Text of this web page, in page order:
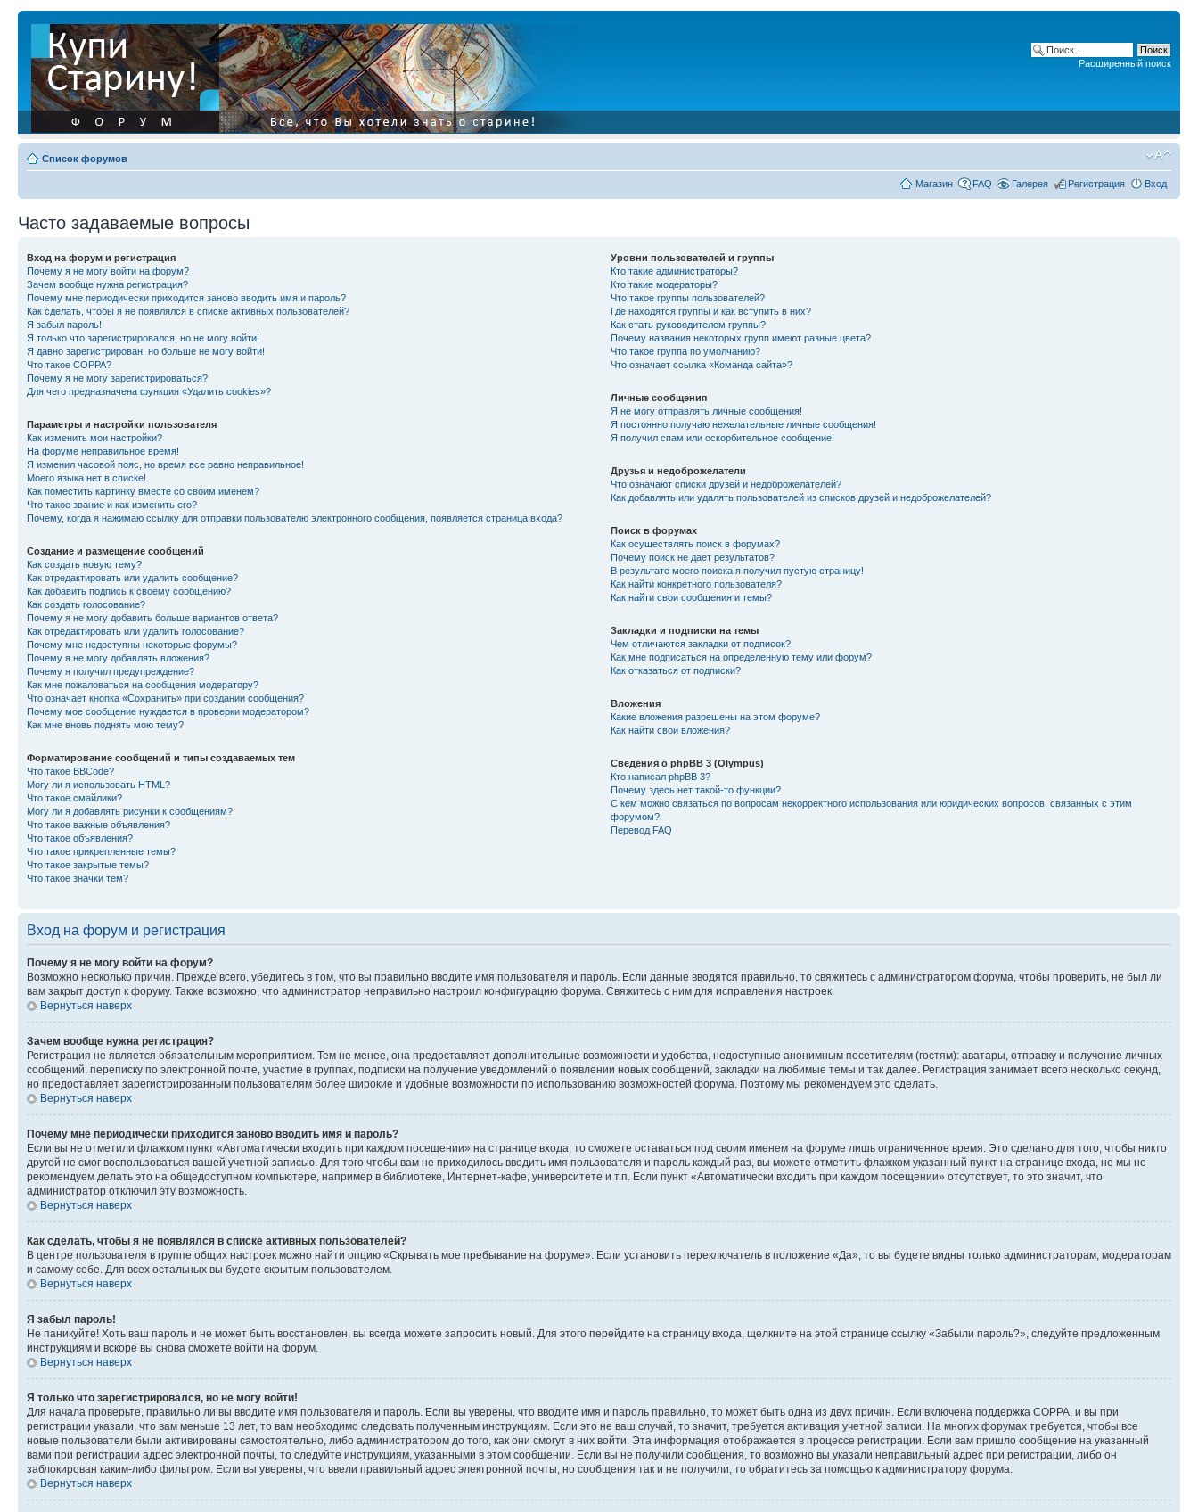
Расширенный поиск
Список форумов
Магазин FAQ Галерея Регистрация Вход
Часто задаваемые вопросы
Вход на форум и регистрация
Почему я не могу войти на форум?
Зачем вообще нужна регистрация?
Почему мне периодически приходится заново вводить имя и пароль?
Как сделать, чтобы я не появлялся в списке активных пользователей?
Я забыл пароль!
Я только что зарегистрировался, но не могу войти!
Я давно зарегистрирован, но больше не могу войти!
Что такое COPPA?
Почему я не могу зарегистрироваться?
Для чего предназначена функция «Удалить cookies»?
Параметры и настройки пользователя
Как изменить мои настройки?
На форуме неправильное время!
Я изменил часовой пояс, но время все равно неправильное!
Моего языка нет в списке!
Как поместить картинку вместе со своим именем?
Что такое звание и как изменить его?
Почему, когда я нажимаю ссылку для отправки пользователю электронного сообщения, появляется страница входа?
Создание и размещение сообщений
Как создать новую тему?
Как отредактировать или удалить сообщение?
Как добавить подпись к своему сообщению?
Как создать голосование?
Почему я не могу добавить больше вариантов ответа?
Как отредактировать или удалить голосование?
Почему мне недоступны некоторые форумы?
Почему я не могу добавлять вложения?
Почему я получил предупреждение?
Как мне пожаловаться на сообщения модератору?
Что означает кнопка «Сохранить» при создании сообщения?
Почему мое сообщение нуждается в проверки модератором?
Как мне вновь поднять мою тему?
Форматирование сообщений и типы создаваемых тем
Что такое BBCode?
Могу ли я использовать HTML?
Что такое смайлики?
Могу ли я добавлять рисунки к сообщениям?
Что такое важные объявления?
Что такое объявления?
Что такое прикрепленные темы?
Что такое закрытые темы?
Что такое значки тем?
Уровни пользователей и группы
Кто такие администраторы?
Кто такие модераторы?
Что такое группы пользователей?
Где находятся группы и как вступить в них?
Как стать руководителем группы?
Почему названия некоторых групп имеют разные цвета?
Что такое группа по умолчанию?
Что означает ссылка «Команда сайта»?
Личные сообщения
Я не могу отправлять личные сообщения!
Я постоянно получаю нежелательные личные сообщения!
Я получил спам или оскорбительное сообщение!
Друзья и недоброжелатели
Что означают списки друзей и недоброжелателей?
Как добавлять или удалять пользователей из списков друзей и недоброжелателей?
Поиск в форумах
Как осуществлять поиск в форумах?
Почему поиск не дает результатов?
В результате моего поиска я получил пустую страницу!
Как найти конкретного пользователя?
Как найти свои сообщения и темы?
Закладки и подписки на темы
Чем отличаются закладки от подписок?
Как мне подписаться на определенную тему или форум?
Как отказаться от подписки?
Вложения
Какие вложения разрешены на этом форуме?
Как найти свои вложения?
Сведения о phpBB 3 (Olympus)
Кто написал phpBB 3?
Почему здесь нет такой-то функции?
С кем можно связаться по вопросам некорректного использования или юридических вопросов, связанных с этим
форумом?
Перевод FAQ
Вход на форум и регистрация
Почему я не могу войти на форум?
Возможно несколько причин. Прежде всего, убедитесь в том, что вы правильно вводите имя пользователя и пароль. Если данные вводятся правильно, то свяжитесь с администратором форума, чтобы проверить, не был ли
вам закрыт доступ к форуму. Также возможно, что администратор неправильно настроил конфигурацию форума. Свяжитесь с ним для исправления настроек.
Вернуться наверх
Зачем вообще нужна регистрация?
Регистрация не является обязательным мероприятием. Тем не менее, она предоставляет дополнительные возможности и удобства, недоступные анонимным посетителям (гостям): аватары, отправку и получение личных
сообщений, переписку по электронной почте, участие в группах, подписки на получение уведомлений о появлении новых сообщений, закладки на любимые темы и так далее. Регистрация занимает всего несколько секунд,
но предоставляет зарегистрированным пользователям более широкие и удобные возможности по использованию возможностей форума. Поэтому мы рекомендуем это сделать.
Вернуться наверх
Почему мне периодически приходится заново вводить имя и пароль?
Если вы не отметили флажком пункт «Автоматически входить при каждом посещении» на странице входа, то сможете оставаться под своим именем на форуме лишь ограниченное время. Это сделано для того, чтобы никто
другой не смог воспользоваться вашей учетной записью. Для того чтобы вам не приходилось вводить имя пользователя и пароль каждый раз, вы можете отметить флажком указанный пункт на странице входа, но мы не
рекомендуем делать это на общедоступном компьютере, например в библиотеке, Интернет-кафе, университете и т.п. Если пункт «Автоматически входить при каждом посещении» отсутствует, то это значит, что
администратор отключил эту возможность.
Вернуться наверх
Как сделать, чтобы я не появлялся в списке активных пользователей?
В центре пользователя в группе общих настроек можно найти опцию «Скрывать мое пребывание на форуме». Если установить переключатель в положение «Да», то вы будете видны только администраторам, модераторам
и самому себе. Для всех остальных вы будете скрытым пользователем.
Вернуться наверх
Я забыл пароль!
Не паникуйте! Хоть ваш пароль и не может быть восстановлен, вы всегда можете запросить новый. Для этого перейдите на страницу входа, щелкните на этой странице ссылку «Забыли пароль?», следуйте предложенным
инструкциям и вскоре вы снова сможете войти на форум.
Вернуться наверх
Я только что зарегистрировался, но не могу войти!
Для начала проверьте, правильно ли вы вводите имя пользователя и пароль. Если вы уверены, что вводите имя и пароль правильно, то может быть одна из двух причин. Если включена поддержка COPPA, и вы при
регистрации указали, что вам меньше 13 лет, то вам необходимо следовать полученным инструкциям. Если это не ваш случай, то значит, требуется активация учетной записи. На многих форумах требуется, чтобы все
новые пользователи были активированы самостоятельно, либо администратором до того, как они смогут в них войти. Эта информация отображается в процессе регистрации. Если вам пришло сообщение на указанный
вами при регистрации адрес электронной почты, то следуйте инструкциям, указанными в этом сообщении. Если вы не получили сообщения, то возможно вы указали неправильный адрес при регистрации, либо он
заблокирован каким-либо фильтром. Если вы уверены, что ввели правильный адрес электронной почты, но сообщения так и не получили, то обратитесь за помощью к администратору форума.
Вернуться наверх